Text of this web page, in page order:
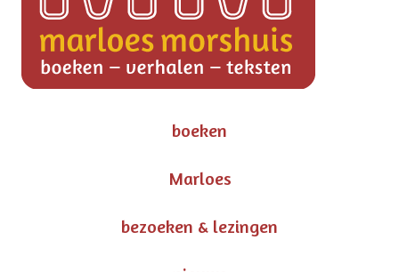
boeken
Marloes
bezoeken & lezingen